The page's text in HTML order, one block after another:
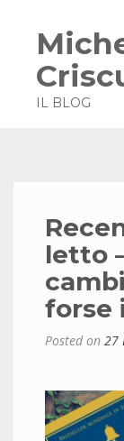
IL BLOG
letto
forse
Posted on 27